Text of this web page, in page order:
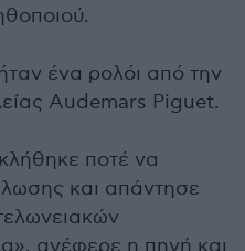
ένα ρολόι από την
Audemars Piguet.
ποτέ να
και απάντησε
ανέφερε η πηγή και